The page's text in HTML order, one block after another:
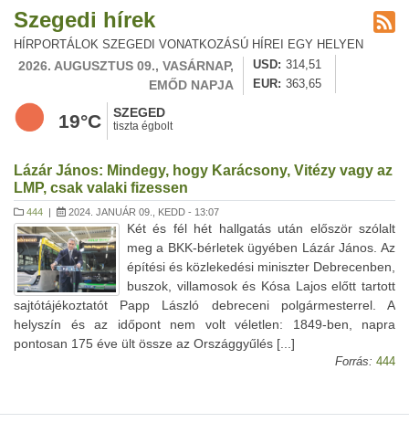
Szegedi hírek
HÍRPORTÁLOK SZEGEDI VONATKOZÁSÚ HÍREI EGY HELYEN
2026. AUGUSZTUS 09., VASÁRNAP,
EMŐD NAPJA
USD
314,51
EUR
363,65
19°C SZEGED
tiszta égbolt
Lázár János: Mindegy, hogy Karácsony, Vitézy vagy az
LMP, csak valaki fizessen
444 | 2024. JANUÁR 09., KEDD - 13:07
Két és fél hét hallgatás után először szólalt
meg a BKK-bérletek ügyében Lázár János. Az
építési és közlekedési miniszter Debrecenben,
buszok, villamosok és Kósa Lajos előtt tartott
sajtótájékoztatót Papp László debreceni polgármesterrel. A
helyszín és az időpont nem volt véletlen: 1849-ben, napra
pontosan 175 éve ült össze az Országgyűlés [...]
Forrás: 444